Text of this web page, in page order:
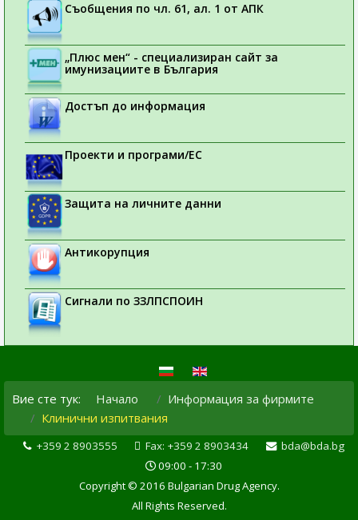
Съобщения по чл. 61, ал. 1 от АПК
„Плюс мен“ - специализиран сайт за
имунизациите в България
Достъп до информация
Проекти и програми/ЕС
Защита на личните данни
Антикорупция
Сигнали по ЗЗЛПСПОИН
Вие сте тук: Начало
Информация за фирмите
Клинични изпитвания
+359 2 8903555 Fax: +359 2 8903434
bda@bda.bg
09:00 - 17:30
Copyright © 2016 Bulgarian Drug Agency.
All Rights Reserved.